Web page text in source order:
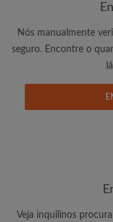
Endereço de e-mail
Palavra passe
Li, entendi e
Nós manualmente
seguro. Encontre o
Veja inquilinos